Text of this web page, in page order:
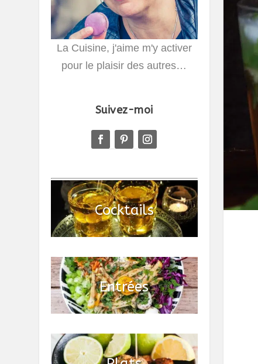
La Cuisine, j'aime m'y activer
pour le plaisir des autres…
Suivez-moi